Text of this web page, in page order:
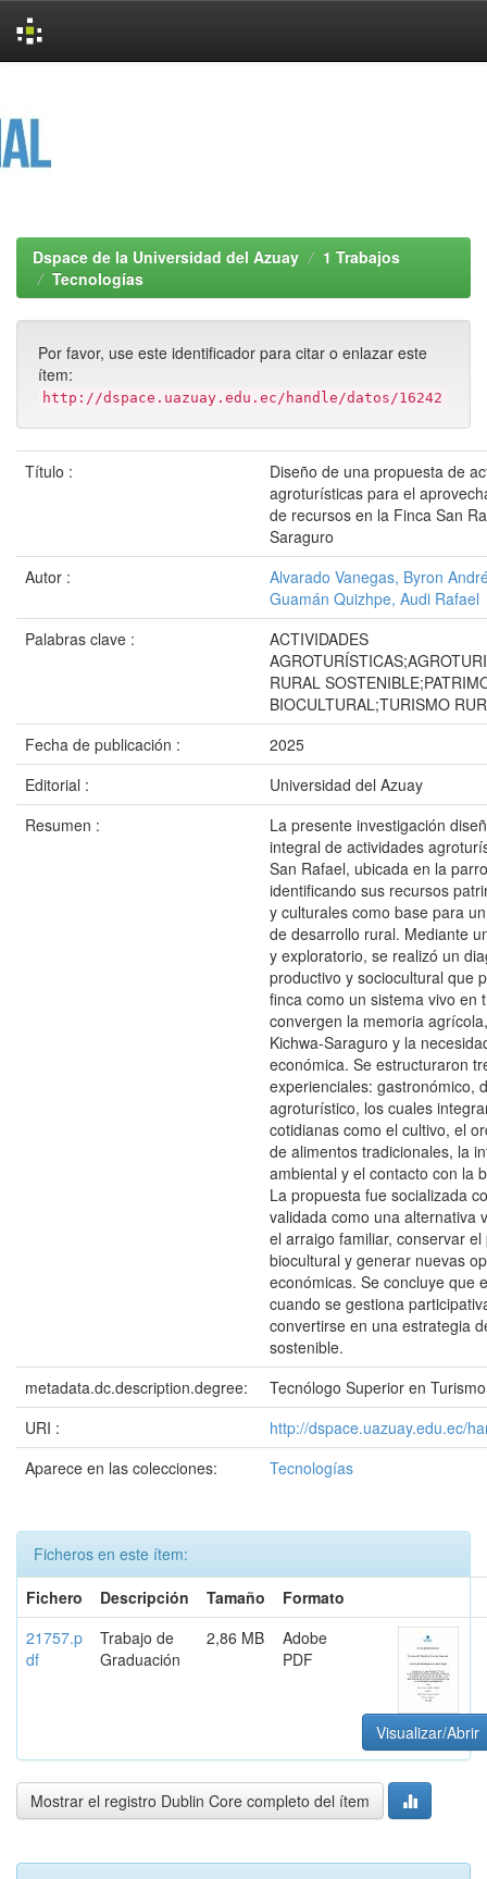
Dspace de la Universidad del Azuay
1 Trabajos
Tecnologías
Por favor, use este identificador para citar o enlazar este
ítem:
http://dspace.uazuay.edu.ec/handle/datos/16242
Título :
Diseño de una propuesta de
agroturísticas para el
de recursos en la Finca San
Saraguro
Autor :
Alvarado Vanegas, Byron
Guamán Quizhpe, Audi Rafael
Palabras clave :
ACTIVIDADES
RURAL
BIOCULTURAL;TURISMO
Fecha de publicación :
2025
Editorial :
Universidad del Azuay
Resumen :
La presente investigación
integral de actividades
San Rafael, ubicada en la
identificando sus recursos
y culturales como base para
de desarrollo rural. Mediante
y exploratorio, se realizó un
productivo y sociocultural que
finca como un sistema vivo en
convergen la memoria
Kichwa-Saraguro y la
económica. Se estructuraron
experienciales: gastronómico,
agroturístico, los cuales
cotidianas como el cultivo, el
de alimentos tradicionales, la
ambiental y el contacto con la
La propuesta fue socializada
validada como una alternativa
el arraigo familiar, conservar
biocultural y generar nuevas
económicas. Se concluye que
cuando se gestiona
convertirse en una estrategia
sostenible.
metadata.dc.description.degree:
Tecnólogo Superior en
URI :
http://dspace.uazuay.edu.ec/
Aparece en las colecciones:
Tecnologías
Ficheros en este ítem:
Fichero
Descripción Tamaño
Formato
21757.p
df
Trabajo de
Graduación
2,86 MB
Adobe
PDF
Visualizar/Abrir
Mostrar el registro Dublin Core completo del ítem